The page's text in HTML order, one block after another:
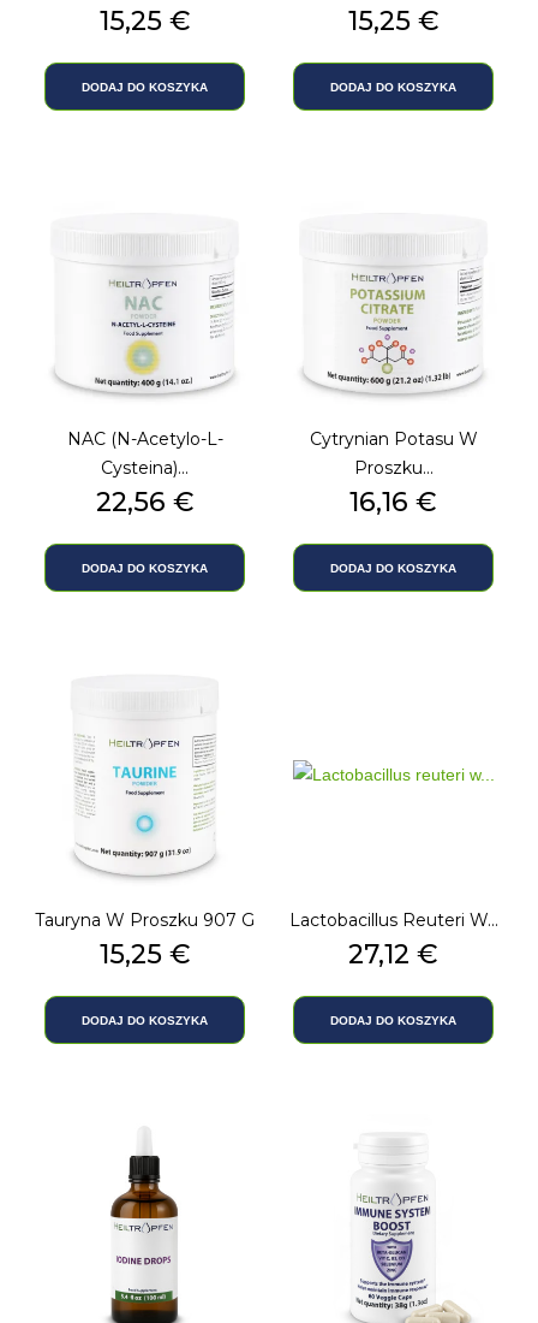
Cena
15,25 €
DODAJ DO KOSZYKA
Cena
15,25 €
DODAJ DO KOSZYKA
NAC (N-Acetylo-L-
Cysteina)...
Cena
22,56 €
DODAJ DO KOSZYKA
Cytrynian Potasu W
Proszku...
Cena
16,16 €
DODAJ DO KOSZYKA
Tauryna W Proszku 907 G
Cena
15,25 €
DODAJ DO KOSZYKA
Lactobacillus Reuteri W...
Cena
27,12 €
DODAJ DO KOSZYKA